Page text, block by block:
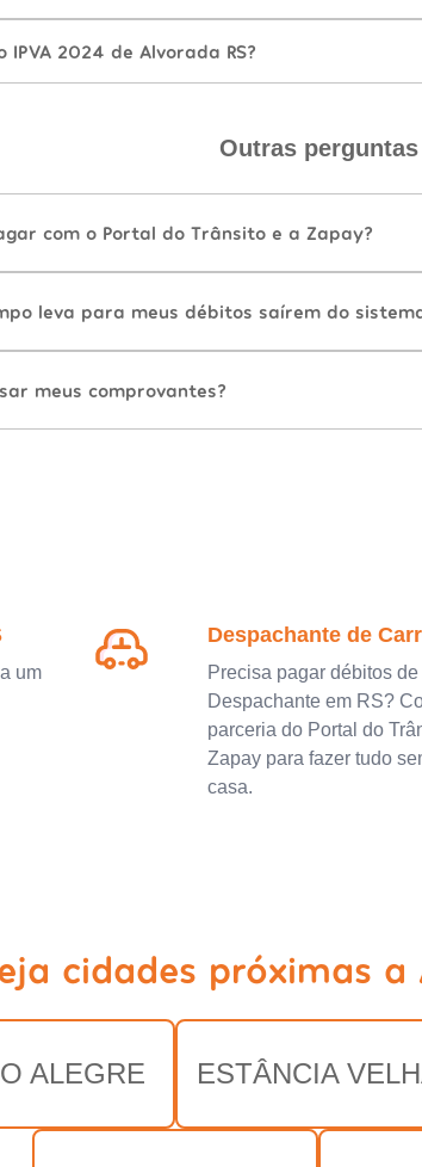
IPVA 2024 de Alvorada RS?
Outras perguntas
com o Portal do Trânsito e a Zapay?
leva para meus débitos saírem do sistema
meus comprovantes?
um
Despachante de
Precisa pagar débitos
Despachante em RS?
parceria do Portal do
Zapay para fazer tudo
casa.
cidades próximas a
ALEGRE ESTÂNCIA